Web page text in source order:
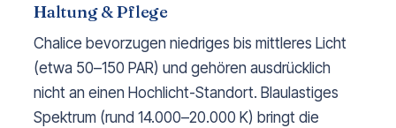
Haltung & Pflege
Chalice bevorzugen niedriges bis mittleres Licht
(etwa 50–150 PAR) und gehören ausdrücklich
nicht an einen Hochlicht-Standort. Blaulastiges
Spektrum (rund 14.000–20.000 K) bringt die